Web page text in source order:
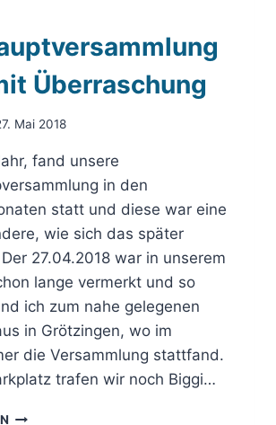
Überraschung
Mai 2018
fand unsere
in den
statt und diese war eine
wie sich das später
27.04.2018 war in unserem
lange vermerkt und so
ich zum nahe gelegenen
in Grötzingen, wo im
die Versammlung stattfand.
trafen wir noch Biggi…
EINE